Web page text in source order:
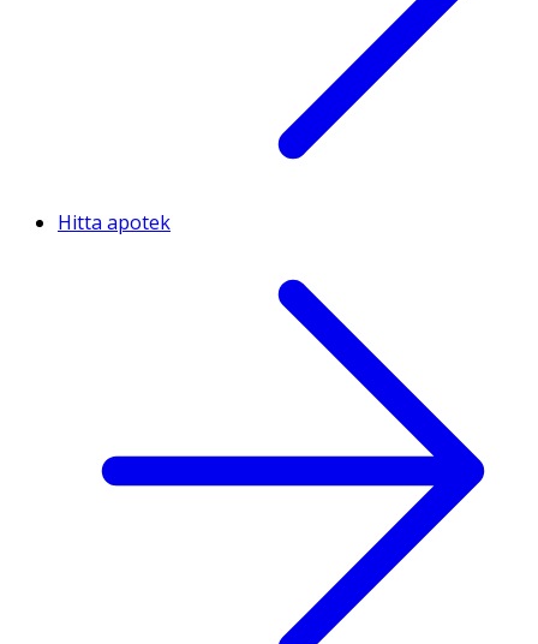
Hitta apotek